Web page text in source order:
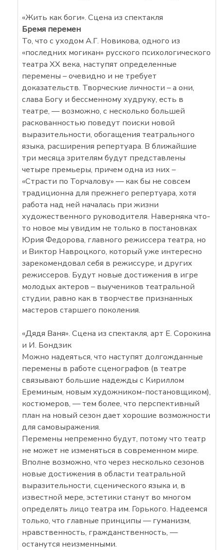
«Жить как боги». Сцена из спектакля
Бремя перемен
То, что с уходом А.Г. Новикова, одного из
«последних могикан» русского психологического
театра ХХ века, наступят определенные
перемены – очевидно и не требует
доказательств. Творческие личности – а они,
слава Богу и бессменному худруку, есть в
театре, — возможно, с несколько большей
раскованностью поведут поиски новой
выразительности, обогащения театрального
языка, расширения репертуара. В ближайшие
три месяца зрителям будут представлены
четыре премьеры, причем одна из них –
«Страсти по Торчалову» — как бы не совсем
традиционна для прежнего репертуара, хотя
работа над ней началась при жизни
художественного руководителя. Наверняка что-
то новое мы увидим не только в постановках
Юрия Федорова, главного режиссера театра, но
и Виктор Навроцкого, который уже интересно
зарекомендовал себя в режиссуре, и других
режиссеров. Будут новые достижения в игре
молодых актеров – выучеников театральной
студии, равно как в творчестве признанных
мастеров старшего поколения.
«Дядя Ваня». Сцена из спектакля, арт Е. Сорокина
и И. Бондзик
Можно надеяться, что наступят долгожданные
перемены в работе сценографов (в театре
связывают большие надежды с Кириллом
Ереминым, новым художником-постановщиком),
костюмеров, — тем более, что перспективный
план на новый сезон дает хорошие возможности
для самовыражения.
Перемены непременно будут, потому что театр
не может не изменяться в современном мире.
Вполне возможно, что через несколько сезонов
новые достижения в области театральной
выразительности, сценического языка и, в
известной мере, эстетики станут во многом
определять лицо театра им. Горького. Надеемся
только, что главные принципы — гуманизм,
нравственность, гражданственность, —
останутся неизменными.